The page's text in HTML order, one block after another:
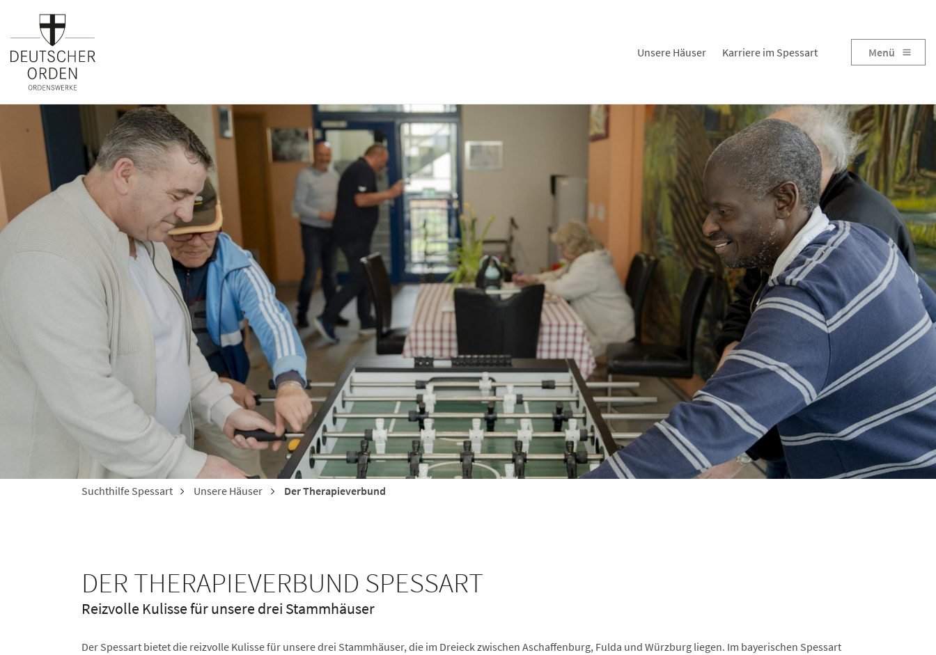
Unsere Häuser Karriere im Spessart Menü
Suchthilfe Spessart Unsere Häuser Der Therapieverbund
DER THERAPIEVERBUND SPESSART
Reizvolle Kulisse für unsere drei Stammhäuser
Der Spessart bietet die reizvolle Kulisse für unsere drei Stammhäuser, die im Dreieck zwischen Aschaffenburg, Fulda und Würzburg liegen. Im bayerischen Spessart